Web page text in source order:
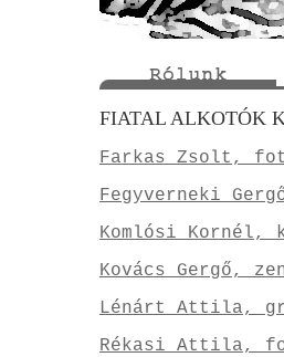
FIATAL ALKOTÓK
Farkas Zsolt,
Fegyverneki
Komlósi Kornél,
Kovács Gergő,
Lénárt Attila,
Rékasi Attila,